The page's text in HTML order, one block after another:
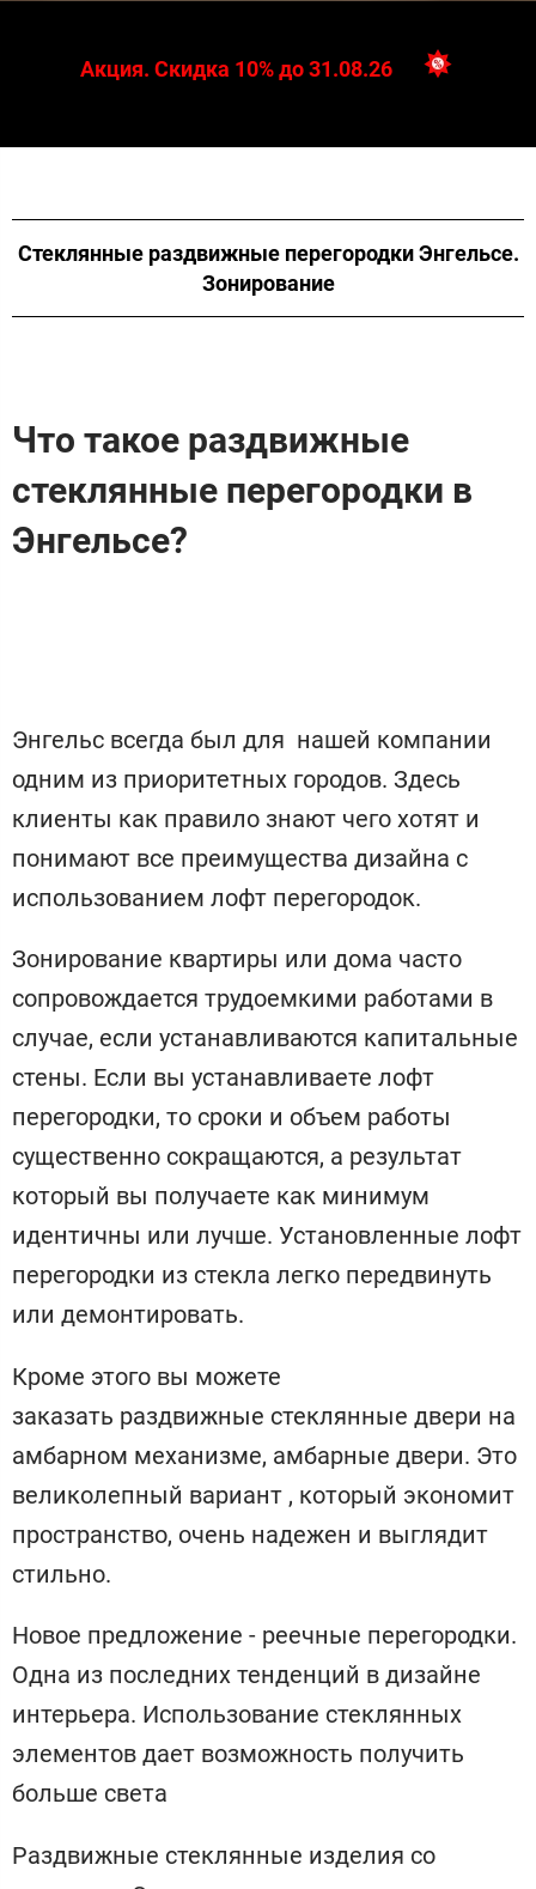
Акция. Скидка 10% до 31.08.26
Стеклянные раздвижные перегородки Энгельсе.
Зонирование
Что такое раздвижные
стеклянные перегородки в
Энгельсе?
Энгельс всегда был для нашей компании
одним из приоритетных городов. Здесь
клиенты как правило знают чего хотят и
понимают все преимущества дизайна с
использованием лофт перегородок.
Зонирование квартиры или дома часто
сопровождается трудоемкими работами в
случае, если устанавливаются капитальные
стены. Если вы устанавливаете лофт
перегородки, то сроки и объем работы
существенно сокращаются, а результат
который вы получаете как минимум
идентичны или лучше. Установленные лофт
перегородки из стекла легко передвинуть
или демонтировать.
Кроме этого вы можете
заказать раздвижные стеклянные двери на
амбарном механизме, амбарные двери. Это
великолепный вариант , который экономит
пространство, очень надежен и выглядит
стильно.
Новое предложение - реечные перегородки.
Одна из последних тенденций в дизайне
интерьера. Использование стеклянных
элементов дает возможность получить
больше света
Раздвижные стеклянные изделия со